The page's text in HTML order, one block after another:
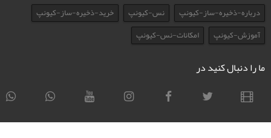
درباره-ذخیره-ساز-کیونپ نس-کیونپ
خرید-ذخیره-ساز-کیونپ
آموزش-کیونپ
امکانات-نس-کیونپ
ما را دنبال کنید در